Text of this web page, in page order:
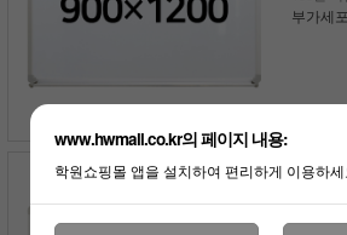
부가세
화이트
새시틀)
www.hwmall.co.kr의 페이지 내용:
학원쇼핑몰 앱을 설치하여 편리하게 이용하